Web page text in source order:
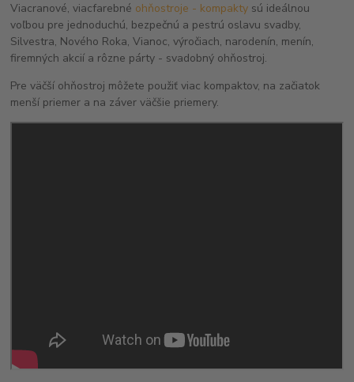
Viacranové, viacfarebné ohňostroje - kompakty sú ideálnou
voľbou pre jednoduchú, bezpečnú a pestrú oslavu svadby,
Silvestra, Nového Roka, Vianoc, výročiach, narodenín, menín,
firemných akcií a rôzne párty - svadobný ohňostroj.
Pre väčší ohňostroj môžete použiť viac kompaktov, na začiatok
menší priemer a na záver väčšie priemery.